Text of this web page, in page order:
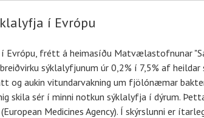
í Evrópu
Evrópu, frétt á heimasíðu Matvælastofnunar
sýklalyfjunum úr 0,2% í 7,5% af
og aukin vitundarvakning um fjölónæmar
skila sér í minni notkun sýklalyfja í dýrum.
Medicines Agency). Í skýrslunni er